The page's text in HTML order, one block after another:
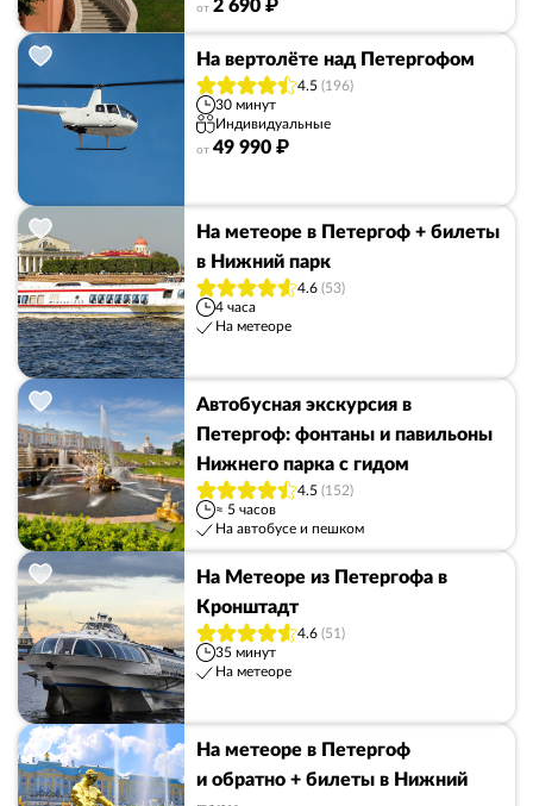
от 2 690 ₽
На вертолёте над Петергофом
4.5 (196)
30 минут
Индивидуальные
от 49 990 ₽
На метеоре в Петергоф + билеты
в Нижний парк
4.6 (53)
4 часа
На метеоре
Автобусная экскурсия в
Петергоф: фонтаны и павильоны
Нижнего парка с гидом
4.5 (152)
≈ 5 часов
На автобусе и пешком
На Метеоре из Петергофа в
Кронштадт
4.6 (51)
35 минут
На метеоре
На метеоре в Петергоф
и обратно + билеты в Нижний